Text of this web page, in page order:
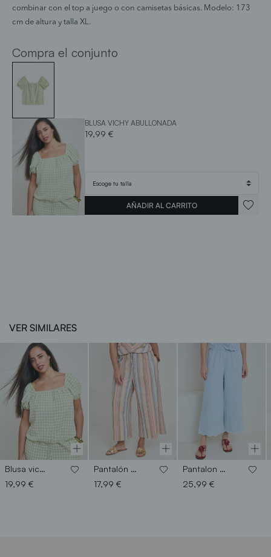
combinar con el top a juego o con camisetas básicas. Modelo: 173
cm de altura y talla XL.
Compra el conjunto
BLUSA VICHY ABULLONADA
19,99 €
AÑADIR AL CARRITO
VER SIMILARES
Blusa vichy abullonada
19,99 €
Pantalón rayas crinkle
17,99 €
Pantalon detalle bordado
25,99 €